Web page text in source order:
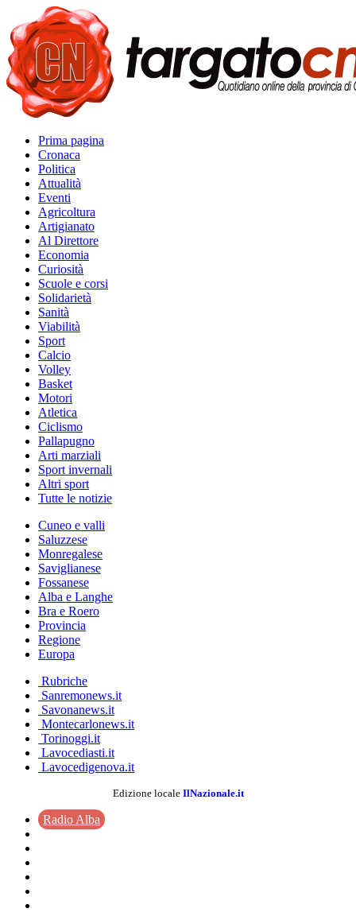
Prima pagina
Cronaca
Politica
Attualità
Eventi
Agricoltura
Artigianato
Al Direttore
Economia
Curiosità
Scuole e corsi
Solidarietà
Sanità
Viabilità
Sport
Calcio
Volley
Basket
Motori
Atletica
Ciclismo
Pallapugno
Arti marziali
Sport invernali
Altri sport
Tutte le notizie
Cuneo e valli
Saluzzese
Monregalese
Saviglianese
Fossanese
Alba e Langhe
Bra e Roero
Provincia
Regione
Europa
Rubriche
Sanremonews.it
Savonanews.it
Montecarlonews.it
Torinoggi.it
Lavocediasti.it
Lavocedigenova.it
Edizione locale IlNazionale.it
Radio Alba